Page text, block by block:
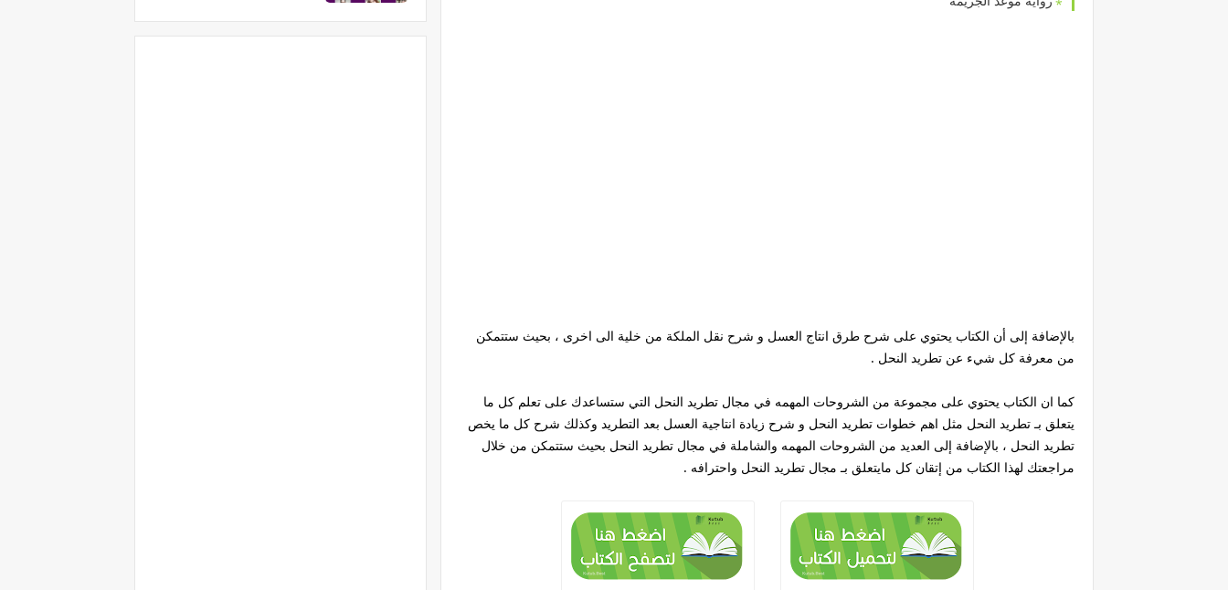
بالإضافة إلى أن الكتاب يحتوي على شرح طرق انتاج العسل و شرح نقل الملكة من خلية الى اخرى ، بحيث ستتمكن
من معرفة كل شيء عن تطريد النحل .
كما ان الكتاب يحتوي على مجموعة من الشروحات المهمه في مجال تطريد النحل التي ستساعدك على تعلم كل ما
يتعلق بـ تطريد النحل مثل اهم خطوات تطريد النحل و شرح زيادة انتاجية العسل بعد التطريد وكذلك شرح كل ما يخص
تطريد النحل ، بالإضافة إلى العديد من الشروحات المهمه والشاملة في مجال تطريد النحل بحيث ستتمكن من خلال
مراجعتك لهذا الكتاب من إتقان كل مايتعلق بـ مجال تطريد النحل واحترافه .